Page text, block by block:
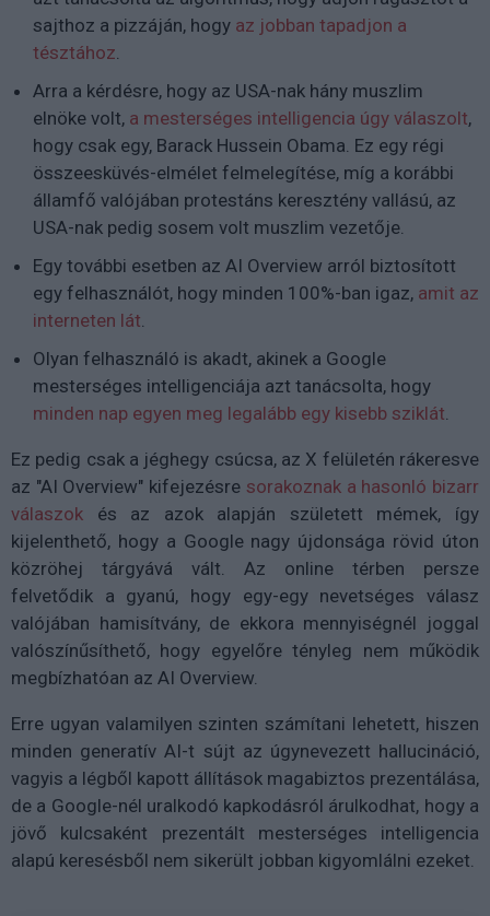
sajthoz a pizzáján, hogy az jobban tapadjon a
tésztához.
Arra a kérdésre, hogy az USA-nak hány muszlim
elnöke volt, a mesterséges intelligencia úgy válaszolt,
hogy csak egy, Barack Hussein Obama. Ez egy régi
összeesküvés-elmélet felmelegítése, míg a korábbi
államfő valójában protestáns keresztény vallású, az
USA-nak pedig sosem volt muszlim vezetője.
Egy további esetben az AI Overview arról biztosított
egy felhasználót, hogy minden 100%-ban igaz, amit az
interneten lát.
Olyan felhasználó is akadt, akinek a Google
mesterséges intelligenciája azt tanácsolta, hogy
minden nap egyen meg legalább egy kisebb sziklát.
Ez pedig csak a jéghegy csúcsa, az X felületén rákeresve
az "AI Overview" kifejezésre sorakoznak a hasonló bizarr
válaszok és az azok alapján született mémek, így
kijelenthető, hogy a Google nagy újdonsága rövid úton
közröhej tárgyává vált. Az online térben persze
felvetődik a gyanú, hogy egy-egy nevetséges válasz
valójában hamisítvány, de ekkora mennyiségnél joggal
valószínűsíthető, hogy egyelőre tényleg nem működik
megbízhatóan az AI Overview.
Erre ugyan valamilyen szinten számítani lehetett, hiszen
minden generatív AI-t sújt az úgynevezett hallucináció,
vagyis a légből kapott állítások magabiztos prezentálása,
de a Google-nél uralkodó kapkodásról árulkodhat, hogy a
jövő kulcsaként prezentált mesterséges intelligencia
alapú keresésből nem sikerült jobban kigyomlálni ezeket.